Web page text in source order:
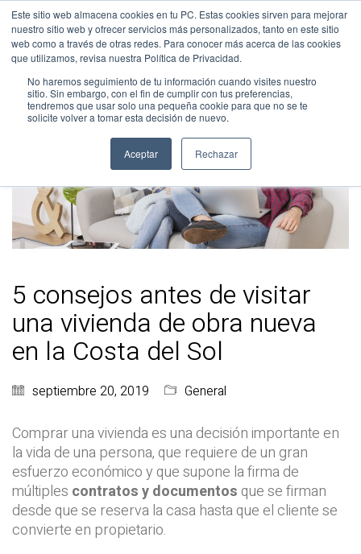
Este sitio web almacena cookies en tu PC. Estas cookies sirven para mejorar
nuestro sitio web y ofrecer servicios más personalizados, tanto en este sitio
web como a través de otras redes. Para conocer más acerca de las cookies
que utilizamos, revisa nuestra Política de Privacidad.
No haremos seguimiento de tu información cuando visites nuestro
sitio. Sin embargo, con el fin de cumplir con tus preferencias,
tendremos que usar solo una pequeña cookie para que no se te
solicite volver a tomar esta decisión de nuevo.
Aceptar Rechazar
5 consejos antes de visitar
una vivienda de obra nueva
en la Costa del Sol
septiembre 20, 2019 General
Comprar una vivienda es una decisión importante en
la vida de una persona, que requiere de un gran
esfuerzo económico y que supone la firma de
múltiples contratos y documentosque se firman
desde que se reserva la casa hasta que el cliente se
convierte en propietario.